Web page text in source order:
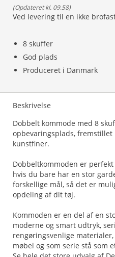
8 skuffer
God plads
Produceret i Danmark
(Opdateret kl. 09.58)
Ved levering til en ikke
Beskrivelse
Dobbelt kommode med 8
opbevaringsplads,
kunstfiner.
Dobbeltkommoden er
hvis du bare har en stor
forskellige mål, så det er
opdeling af dit tøj.
Kommoden er en del af en
moderne og smart udtryk,
rengøringsvenlige
møbel og som serie stå som